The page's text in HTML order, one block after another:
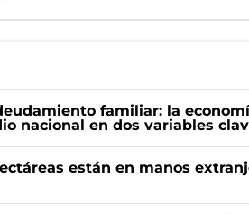
familiar: la
nacional en dos variables
están en manos